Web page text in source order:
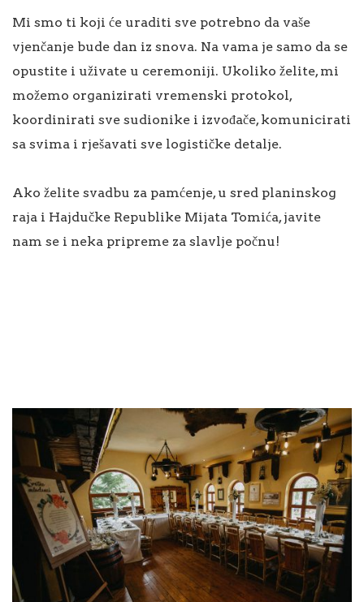
Mi smo ti koji će uraditi sve potrebno da vaše
vjenčanje bude dan iz snova. Na vama je samo da se
opustite i uživate u ceremoniji. Ukoliko želite, mi
možemo organizirati vremenski protokol,
koordinirati sve sudionike i izvođače, komunicirati
sa svima i rješavati sve logističke detalje.
Ako želite svadbu za pamćenje, u sred planinskog
raja i Hajdučke Republike Mijata Tomića, javite
nam se i neka pripreme za slavlje počnu!